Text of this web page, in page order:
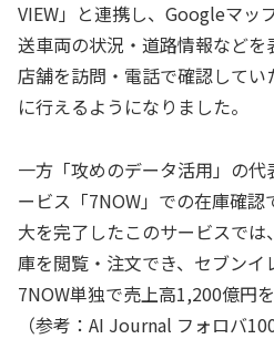
VIEW」と連携し、Googleマッ
送車両の状況・道路情報など
店舗を訪問・電話で確認して
に行えるようになりました。
一方「攻めのデータ活用」の
ービス「7NOW」での在庫確
大を完了したこのサービスで
庫を閲覧・注文でき、セブンイ
7NOW単独で売上高1,200億円
（参考：AI Journal フォロバ100